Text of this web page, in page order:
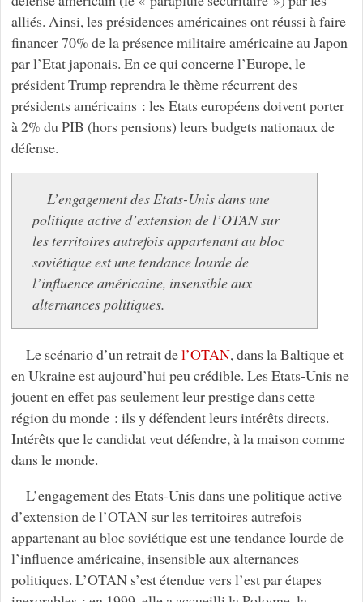
alliés. Ainsi, les présidences américaines ont réussi à faire
financer 70% de la présence militaire américaine au Japon
par l’Etat japonais. En ce qui concerne l’Europe, le
président Trump reprendra le thème récurrent des
présidents américains : les Etats européens doivent porter
à 2% du PIB (hors pensions) leurs budgets nationaux de
défense.
L’engagement des Etats-Unis dans une
politique active d’extension de l’OTAN sur
les territoires autrefois appartenant au bloc
soviétique est une tendance lourde de
l’influence américaine, insensible aux
alternances politiques.
Le scénario d’un retrait del’OTAN, dans la Baltique et
en Ukraine est aujourd’hui peu crédible. Les Etats-Unis ne
jouent en effet pas seulement leur prestige dans cette
région du monde : ils y défendent leurs intérêts directs.
Intérêts que le candidat veut défendre, à la maison comme
dans le monde.
L’engagement des Etats-Unis dans une politique active
d’extension de l’OTAN sur les territoires autrefois
appartenant au bloc soviétique est une tendance lourde de
l’influence américaine, insensible aux alternances
politiques. L’OTAN s’est étendue vers l’est par étapes